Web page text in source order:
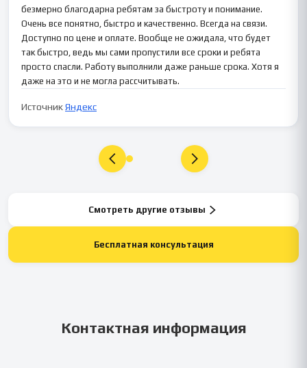
безмерно благодарна ребятам за быстроту и понимание.
Очень все понятно, быстро и качественно. Всегда на связи.
Доступно по цене и оплате. Вообще не ожидала, что будет
так быстро, ведь мы сами пропустили все сроки и ребята
просто спасли. Работу выполнили даже раньше срока. Хотя я
даже на это и не могла рассчитывать.
ИсточникЯндекс
Смотреть другие отзывы
Бесплатная консультация
Контактная информация